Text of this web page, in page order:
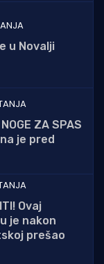
u Novalji
ZA SPAS
je pred
Ovaj
je nakon
prešao